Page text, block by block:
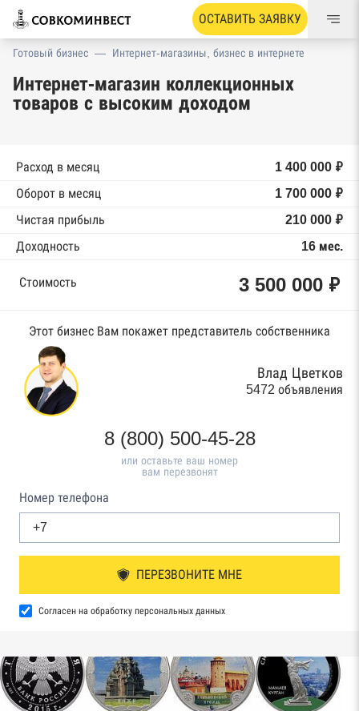
ОСТАВИТЬ ЗАЯВКУ
Готовый бизнес — Интернет-магазины, бизнес в интернете
Интернет-магазин коллекционных
товаров с высоким доходом
Расход в месяц
1 400 000 ₽
Оборот в месяц
1 700 000 ₽
Чистая прибыль
210 000 ₽
Доходность
16 мес.
Стоимость 3 500 000 ₽
Этот бизнес Вам покажет представитель собственника
Влад Цветков
5472 объявления
8 (800) 500-45-28
или оставьте ваш номер
вам перезвонят
Номер телефона
ПЕРЕЗВОНИТЕ МНЕ
Согласен на обработку персональных данных